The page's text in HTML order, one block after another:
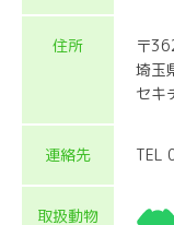
住所
〒
埼玉
セキ
連絡先 TEL
取扱動物